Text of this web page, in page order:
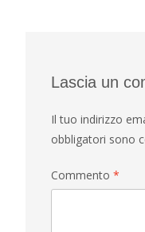
Lascia un
Il tuo indirizzo
obbligatori sono
Commento *